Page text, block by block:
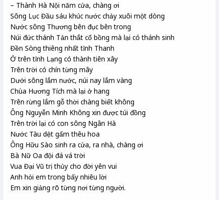
– Thành Hà Nội năm cửa, chàng ơi
Sông Lục Đầu sáu khúc nước chảy xuôi một dòng
Nước sông Thương bên đục bên trong
Núi đức thánh Tản thắt cổ bồng mà lại có thánh sinh
Đền Sòng thiêng nhất tỉnh Thanh
Ở trên tỉnh Lạng có thành tiên xây
Trên trời có chín từng mây
Dưới sông lắm nước, núi nay lắm vàng
Chùa Hương Tích mà lại ở hang
Trên rừng lắm gỗ thời chàng biết không
Ông Nguyễn Minh Không xin được túi đồng
Trên trời lại có con sông Ngân Hà
Nước Tàu dệt gấm thêu hoa
Ông Hữu Sào sinh ra cửa, ra nhà, chàng ơi
Bà Nữ Oa đội đá vá trời
Vua Đại Vũ trị thủy cho đời yên vui
Anh hỏi em trong bấy nhiêu lời
Em xin giảng rõ từng nơi từng người.